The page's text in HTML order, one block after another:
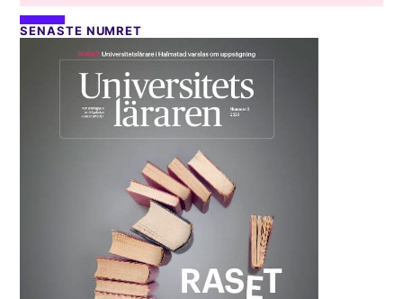
SENASTE NUMRET